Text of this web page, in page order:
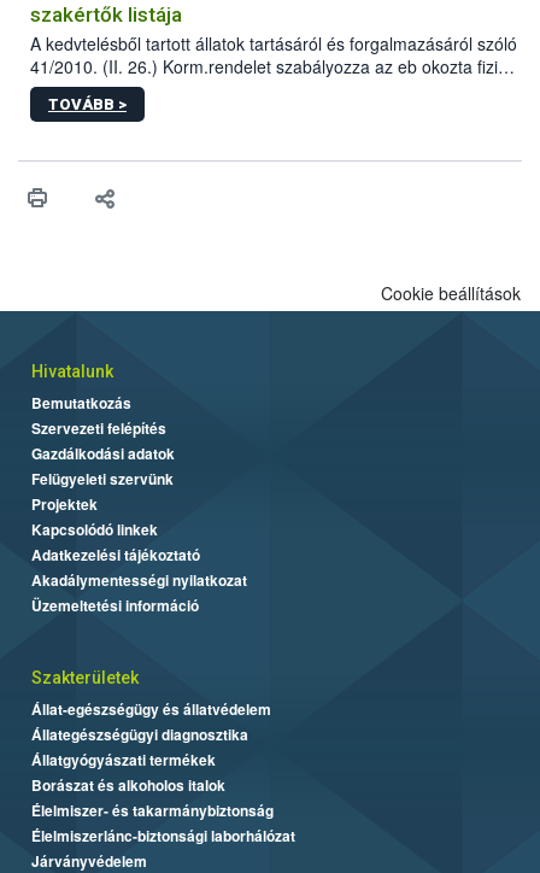
szakértők listája
A kedvtelésből tartott állatok tartásáról és forgalmazásáról szóló
41/2010. (II. 26.) Korm.rendelet szabályozza az eb okozta fizikai
sérülés, illetve ennek veszélye keletkezésekor felmerülő
hatósági feladatokat, valamint a veszélyes eb tartását és annak
vonni az ebek viselkedésének megítélésében jártas szakértőt.
TOVÁBB >
Cookie beállítások
Hivatalunk
Bemutatkozás
Szervezeti felépítés
Gazdálkodási adatok
Felügyeleti szervünk
Projektek
Kapcsolódó linkek
Adatkezelési tájékoztató
Akadálymentességi nyilatkozat
Üzemeltetési információ
Szakterületek
Állat-egészségügy és állatvédelem
Állategészségügyi diagnosztika
Állatgyógyászati termékek
Borászat és alkoholos italok
Élelmiszer- és takarmánybiztonság
Élelmiszerlánc-biztonsági laborhálózat
Járványvédelem